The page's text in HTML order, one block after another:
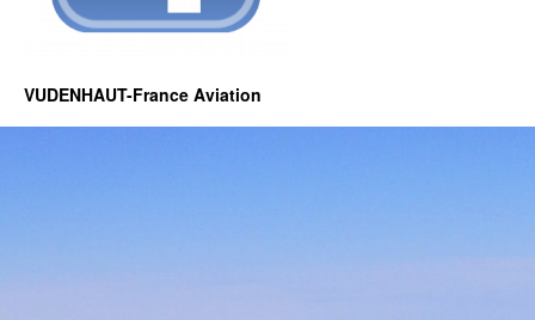
VUDENHAUT-France Aviation